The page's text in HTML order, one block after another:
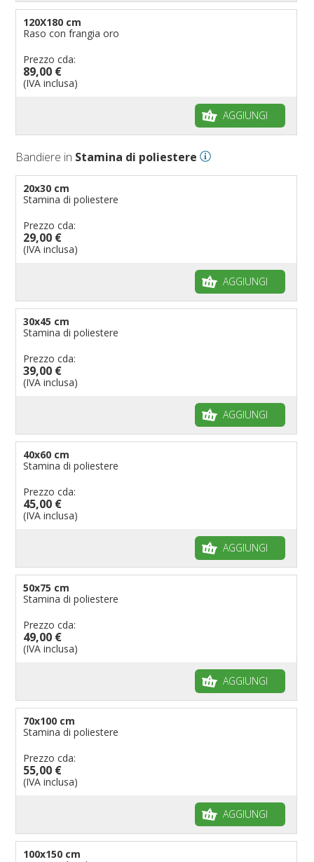
120X180 cm
Raso con frangia oro
Prezzo cda:
89,00 €
(IVA inclusa)
AGGIUNGI
Bandiere in Stamina di poliestere
20x30 cm
Stamina di poliestere
Prezzo cda:
29,00 €
(IVA inclusa)
AGGIUNGI
30x45 cm
Stamina di poliestere
Prezzo cda:
39,00 €
(IVA inclusa)
AGGIUNGI
40x60 cm
Stamina di poliestere
Prezzo cda:
45,00 €
(IVA inclusa)
AGGIUNGI
50x75 cm
Stamina di poliestere
Prezzo cda:
49,00 €
(IVA inclusa)
AGGIUNGI
70x100 cm
Stamina di poliestere
Prezzo cda:
55,00 €
(IVA inclusa)
AGGIUNGI
100x150 cm